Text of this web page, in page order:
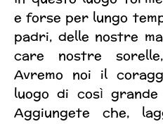
e forse per lungo
padri, delle nostre
care nostre
Avremo noi il
luogo di così
Aggiungete che,